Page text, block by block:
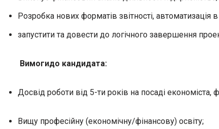
Розробка нових форматів звітності, автоматизація
запустити та довести до логічного завершення
Вимогидо кандидата:
Досвід роботи від 5-ти років на посаді економіста,
Вищу професійну (економічну/фінансову) освіту;